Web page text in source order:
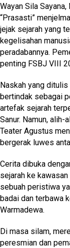
Wayan Sila
“Prasasti”
jejak sejarah yang
kegelisahan
peradabannya.
penting FSBJ VIII
Naskah yang ditulis
bertindak sebagai
artefak sejarah
Sanur. Namun, alih-
Teater Agustus
bergerak luwes
Cerita dibuka
sejarah ke
sebuah peristiwa
badai dan terbawa
Warmadewa.
Di masa silam,
peresmian dan